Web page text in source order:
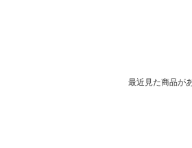
最近見た商品が